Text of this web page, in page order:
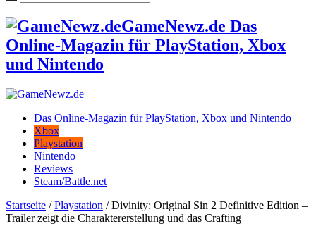
GameNewz.de Das
Online-Magazin für PlayStation, Xbox
und Nintendo
Das Online-Magazin für PlayStation, Xbox und Nintendo
Xbox
Playstation
Nintendo
Reviews
Steam/Battle.net
Startseite / Playstation / Divinity: Original Sin 2 Definitive Edition –
Trailer zeigt die Charaktererstellung und das Crafting